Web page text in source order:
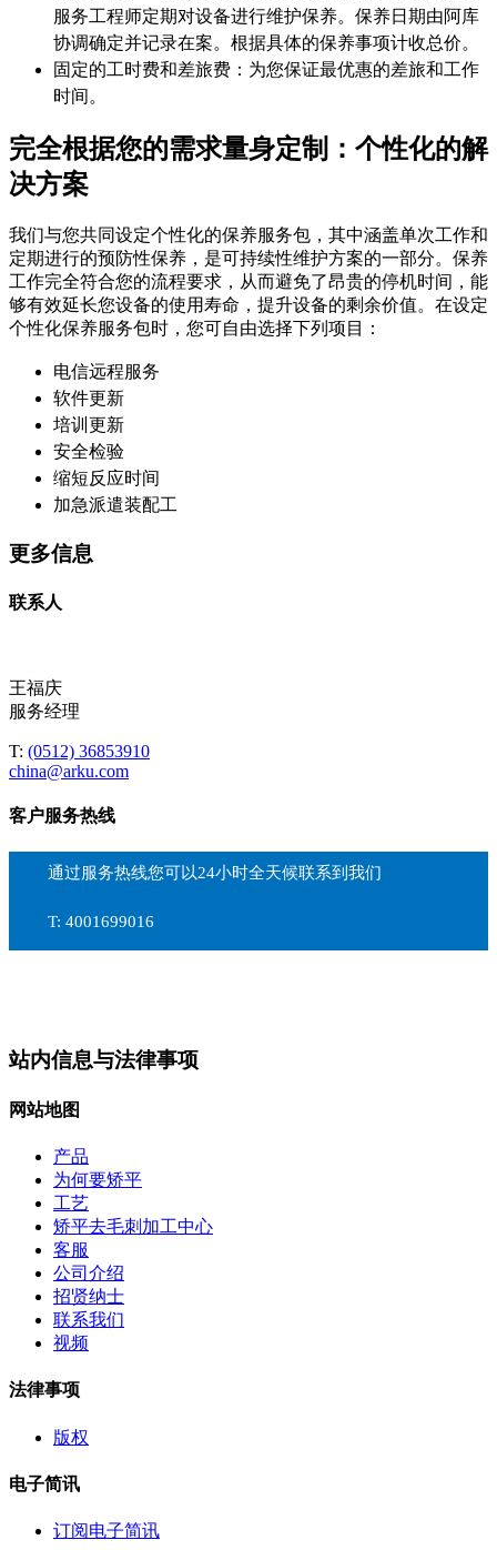
服务工程师定期对设备进行维护保养。保养日期由阿库
协调确定并记录在案。根据具体的保养事项计收总价。
固定的工时费和差旅费：为您保证最优惠的差旅和工作
时间。
完全根据您的需求量身定制：个性化的解
决方案
我们与您共同设定个性化的保养服务包，其中涵盖单次工作和
定期进行的预防性保养，是可持续性维护方案的一部分。保养
工作完全符合您的流程要求，从而避免了昂贵的停机时间，能
够有效延长您设备的使用寿命，提升设备的剩余价值。在设定
个性化保养服务包时，您可自由选择下列项目：
电信远程服务
软件更新
培训更新
安全检验
缩短反应时间
加急派遣装配工
更多信息
联系人
王福庆
服务经理
T: (0512) 36853910
china@arku.com
客户服务热线
通过服务热线您可以24小时全天候联系到我们
T: 4001699016
站内信息与法律事项
网站地图
产品
为何要矫平
工艺
矫平去毛刺加工中心
客服
公司介绍
招贤纳士
联系我们
视频
法律事项
版权
电子简讯
订阅电子简讯